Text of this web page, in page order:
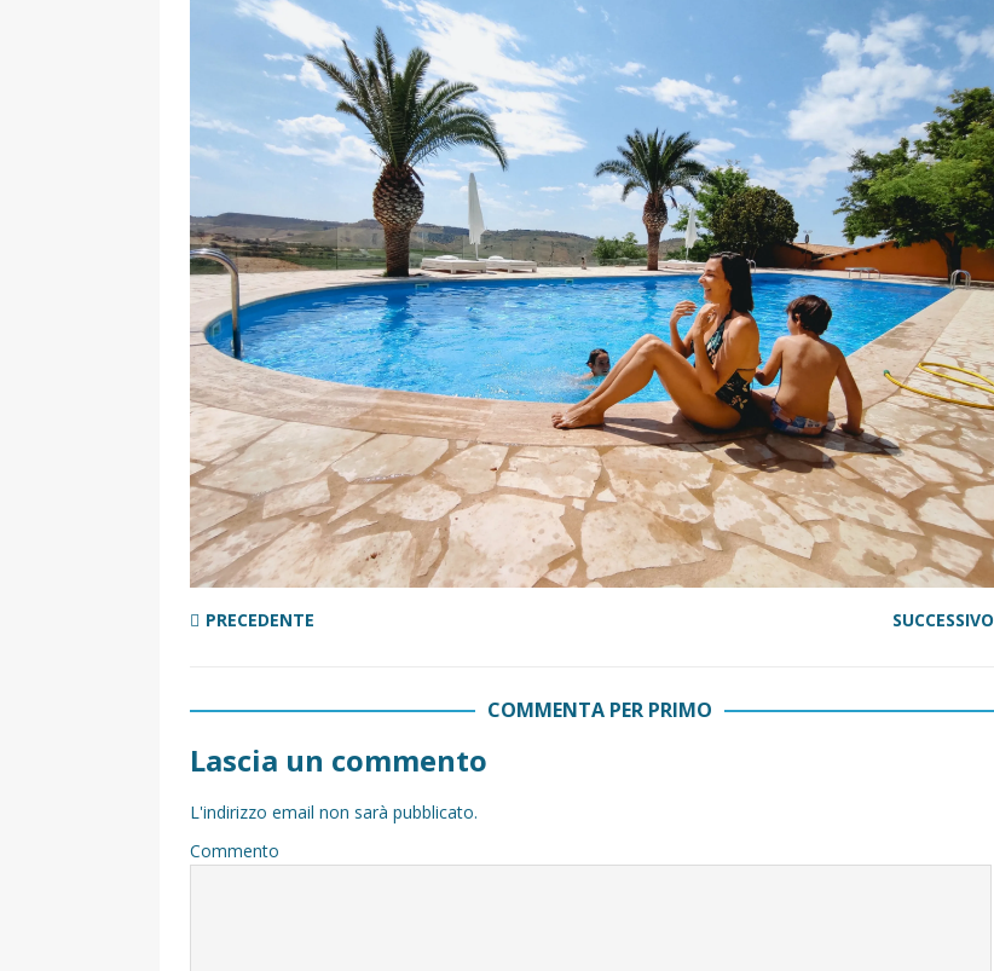
[ 8 Novembre 2021 ] Cosa fare in Sicilia in inverno con i bambini
NATALE IN SICILIA
[ 24 Ottobre 2017 ]
Visitare Catania con i bambini: itinerari e consigli utili
GITE FUORI PORTA
[ 6 Maggio 2026 ] Cascate del Catafurco con bambini: guida completa su come arrivare,
percorso e consigli utili
GITE FUORI PORTA
[ 5 Marzo 2026 ] Dove dormire a Pantelleria: dammusi vista mare e resort immersi nella natura
DOVE DORMIRE
[ 17 Dicembre 2025 ] Organizzare un viaggio in Sicilia con i bambini (senza stress)
CONSIGLI
UTILI
[ 14 Settembre 2025 ] Rifugi e Bivacchi sull’Etna: Guida Completa per Famiglie
SENTIERI,
PARCHI NATURALI E AREE PICNIC
[ 2 Aprile 2025 ] Escursioni in Sicilia con bambini: itinerari imperdibili (+ consigli utili)- Parte 1
VIAGGI IN SICILIA
PRECEDENTE SUCCESSIVO
COMMENTA PER PRIMO
Lascia un commento
L'indirizzo email non sarà pubblicato.
Commento